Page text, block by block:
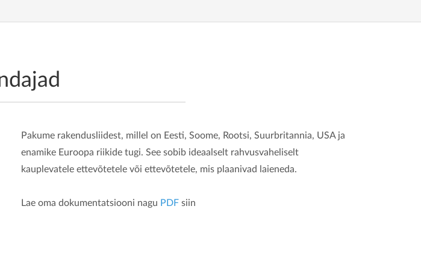
Pakume rakendusliidest, millel on Eesti, Soome, Rootsi, Suurbritannia, USA ja
enamike Euroopa riikide tugi. See sobib ideaalselt rahvusvaheliselt
kauplevatele ettevõtetele või ettevõtetele, mis plaanivad laieneda.
Lae oma dokumentatsiooni nagu PDFsiin